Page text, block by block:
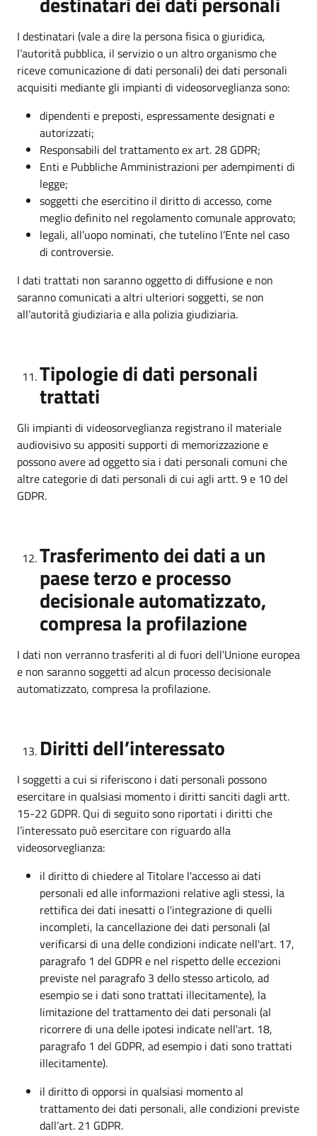
I destinatari (vale a dire la persona fisica o giuridica,
l’autorità pubblica, il servizio o un altro organismo che
riceve comunicazione di dati personali) dei dati personali
acquisiti mediante gli impianti di videosorveglianza sono:
dipendenti e preposti, espressamente designati e
autorizzati;
Responsabili del trattamento ex art. 28 GDPR;
Enti e Pubbliche Amministrazioni per adempimenti di
legge;
soggetti che esercitino il diritto di accesso, come
meglio definito nel regolamento comunale approvato;
legali, all’uopo nominati, che tutelino l’Ente nel caso
di controversie.
I dati trattati non saranno oggetto di diffusione e non
saranno comunicati a altri ulteriori soggetti, se non
all’autorità giudiziaria e alla polizia giudiziaria.
Tipologie di dati personali
trattati
Gli impianti di videosorveglianza registrano il materiale
audiovisivo su appositi supporti di memorizzazione e
possono avere ad oggetto sia i dati personali comuni che
altre categorie di dati personali di cui agli artt. 9 e 10 del
GDPR.
Trasferimento dei dati a un
paese terzo e processo
decisionale automatizzato,
compresa la profilazione
I dati non verranno trasferiti al di fuori dell’Unione europea
e non saranno soggetti ad alcun processo decisionale
automatizzato, compresa la profilazione.
Diritti dell’interessato
I soggetti a cui si riferiscono i dati personali possono
esercitare in qualsiasi momento i diritti sanciti dagli artt.
15-22 GDPR. Qui di seguito sono riportati i diritti che
l’interessato può esercitare con riguardo alla
videosorveglianza:
il diritto di chiedere al Titolare l'accesso ai dati
personali ed alle informazioni relative agli stessi, la
rettifica dei dati inesatti o l'integrazione di quelli
incompleti, la cancellazione dei dati personali (al
verificarsi di una delle condizioni indicate nell'art. 17,
paragrafo 1 del GDPR e nel rispetto delle eccezioni
previste nel paragrafo 3 dello stesso articolo, ad
esempio se i dati sono trattati illecitamente), la
limitazione del trattamento dei dati personali (al
ricorrere di una delle ipotesi indicate nell'art. 18,
paragrafo 1 del GDPR, ad esempio i dati sono trattati
illecitamente).
il diritto di opporsi in qualsiasi momento al
trattamento dei dati personali, alle condizioni previste
dall’art. 21 GDPR.